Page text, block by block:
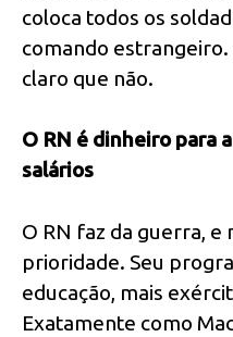
coloca todos os
comando estrangeiro.
claro que não.
O RN é dinheiro para
salários
O RN faz da guerra, e
prioridade. Seu
educação, mais
Exatamente como